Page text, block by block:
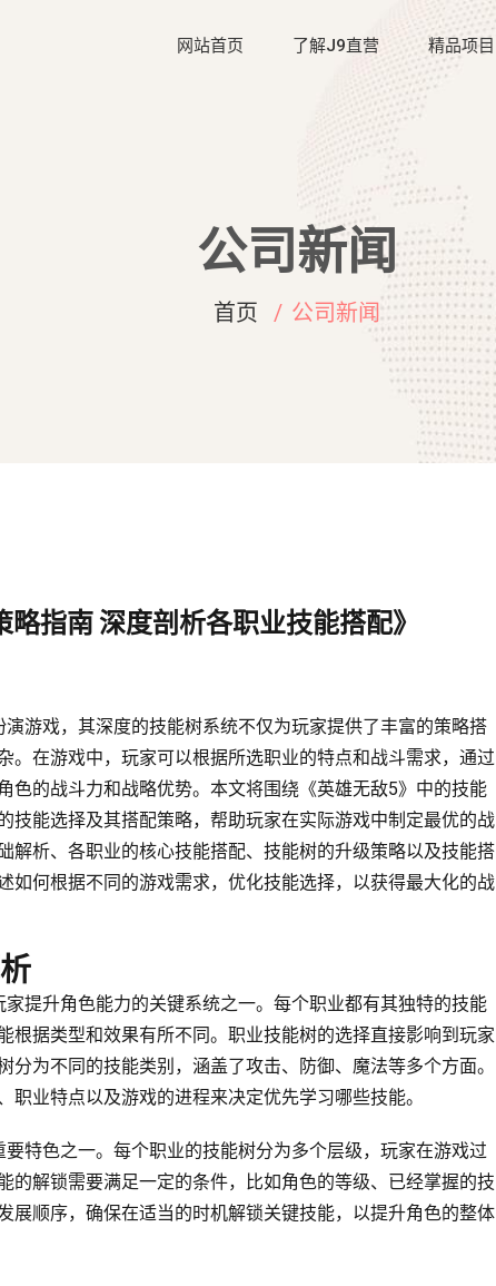
网站首页 了解J9直营 精品项目
公司新闻
首页 公司新闻
指南 深度剖析各职业技能搭配》
演游戏，其深度的技能树系统不仅为玩家提供了丰富的策略搭
。在游戏中，玩家可以根据所选职业的特点和战斗需求，通过
色的战斗力和战略优势。本文将围绕《英雄无敌5》中的技能
技能选择及其搭配策略，帮助玩家在实际游戏中制定最优的战
解析、各职业的核心技能搭配、技能树的升级策略以及技能搭
如何根据不同的游戏需求，优化技能选择，以获得最大化的战
提升角色能力的关键系统之一。每个职业都有其独特的技能
根据类型和效果有所不同。职业技能树的选择直接影响到玩家
为不同的技能类别，涵盖了攻击、防御、魔法等多个方面。
业特点以及游戏的进程来决定优先学习哪些技能。
特色之一。每个职业的技能树分为多个层级，玩家在游戏过
的解锁需要满足一定的条件，比如角色的等级、已经掌握的技
展顺序，确保在适当的时机解锁关键技能，以提升角色的整体